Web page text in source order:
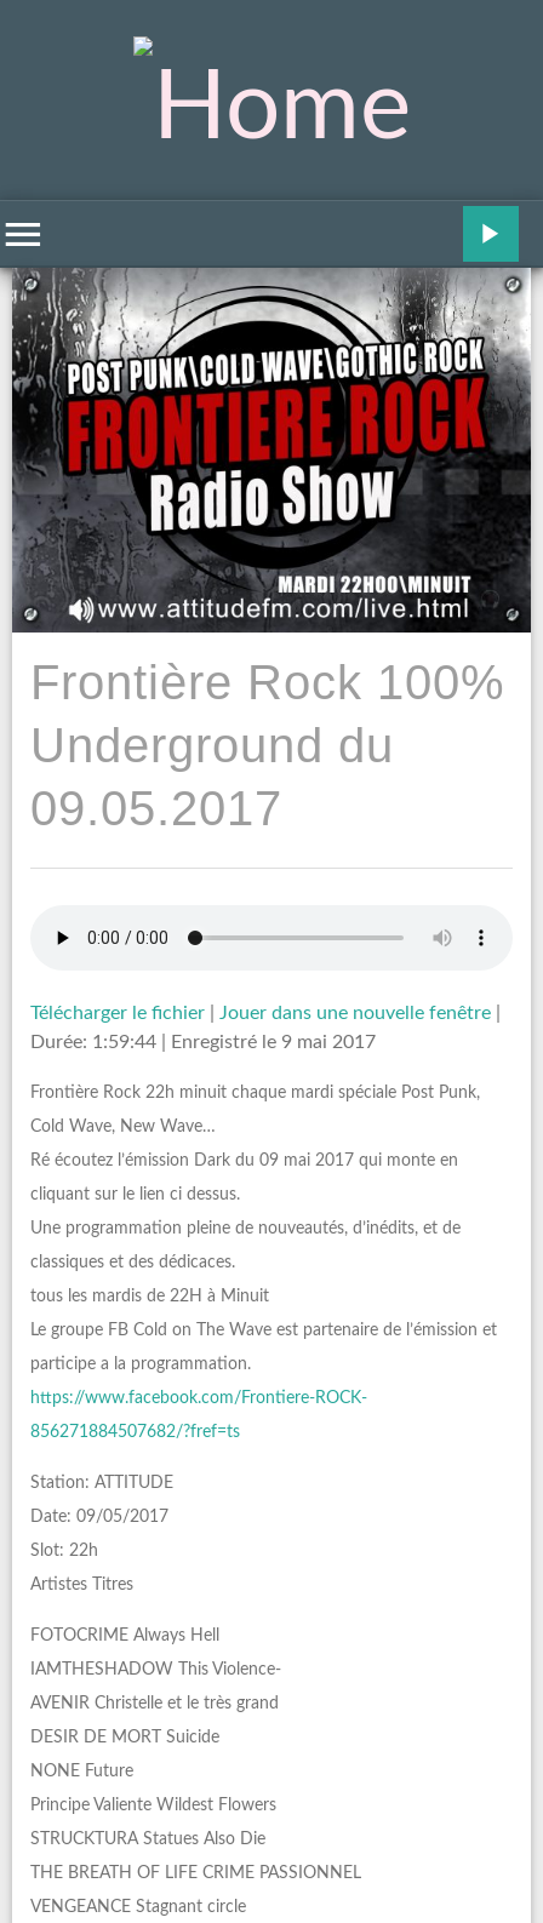
Frontière Rock 100%
Underground du
09.05.2017
Télécharger le fichier Jouer dans une nouvelle fenêtre
Durée: 1:59:44
Enregistré le 9 mai 2017
Frontière Rock 22h minuit chaque mardi spéciale Post Punk,
Cold Wave, New Wave…
Ré écoutez l’émission Dark du 09 mai 2017 qui monte en
cliquant sur le lien ci dessus.
Une programmation pleine de nouveautés, d’inédits, et de
classiques et des dédicaces.
tous les mardis de 22H à Minuit
Le groupe FB Cold on The Wave est partenaire de l’émission et
participe a la programmation.
https://www.facebook.com/Frontiere-ROCK-
856271884507682/?fref=ts
Station: ATTITUDE
Date: 09/05/2017
Slot: 22h
Artistes Titres
FOTOCRIME Always Hell
IAMTHESHADOW This Violence-
AVENIR Christelle et le très grand
DESIR DE MORT Suicide
NONE Future
Principe Valiente Wildest Flowers
STRUCKTURA Statues Also Die
THE BREATH OF LIFE CRIME PASSIONNEL
VENGEANCE Stagnant circle